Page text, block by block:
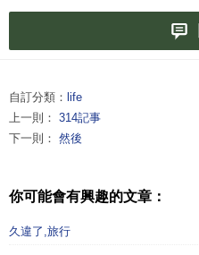
自訂分類： life
上一則： 314記事
下一則： 然後
你可能會有興趣的文章：
久違了,旅行